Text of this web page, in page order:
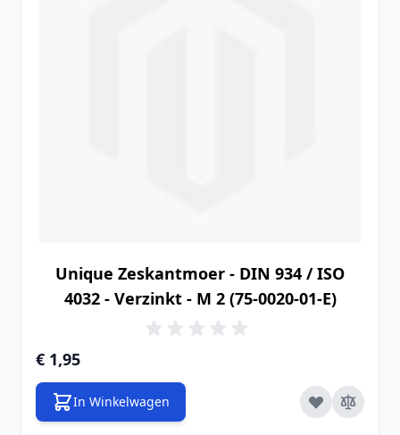
Unique Zeskantmoer - DIN 934 / ISO
4032 - Verzinkt - M 2 (75-0020-01-E)
€ 1,95
In Winkelwagen